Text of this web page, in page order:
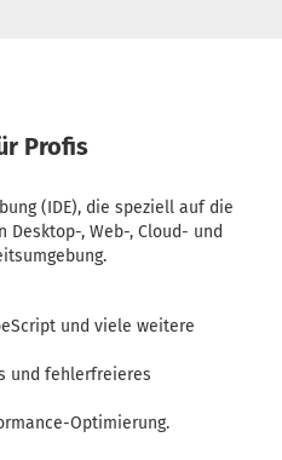
Profis
(IDE), die speziell auf die
, Web-, Cloud- und
und viele weitere
und fehlerfreieres
Optimierung.